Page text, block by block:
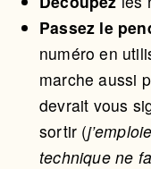
Passez le
numéro en
marche aussi
devrait vous
sortir (
technique ne